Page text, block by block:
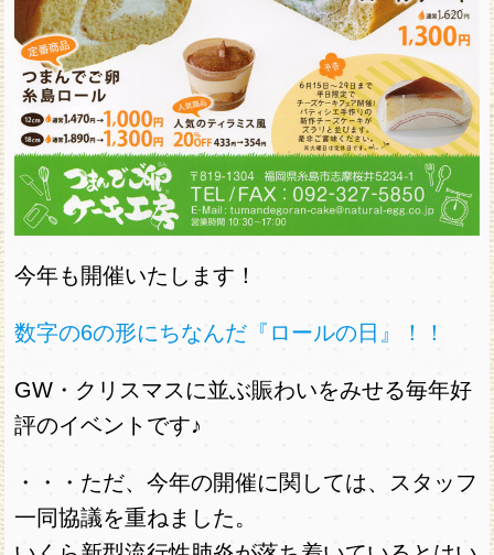
今年も開催いたします！
数字の6の形にちなんだ『ロールの日』！！
GW・クリスマスに並ぶ賑わいをみせる毎年好
評のイベントです♪
・・・ただ、今年の開催に関しては、スタッフ
一同協議を重ねました。